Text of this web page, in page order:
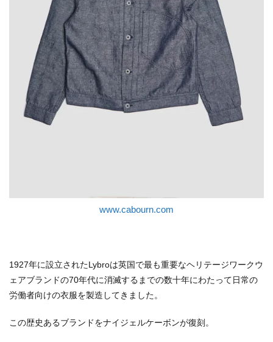
www.cabourn.com
1927年に設立されたLybroは英国で最も重要なヘリテージワークウ
ェアブランドの70年代に消滅するまでの数十年にわたって日常の
労働者向けの衣服を製造してきました。
この歴史あるブランドをナイジェルケーボンが復刻。